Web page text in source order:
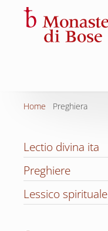
Home Preghiera
Lectio divina ita
Preghiere
Lessico spirituale